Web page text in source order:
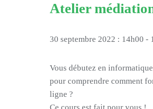
Atelier
30 septembre 2022 : 14h00 -
Vous débutez en
pour comprendre comment
ligne ?